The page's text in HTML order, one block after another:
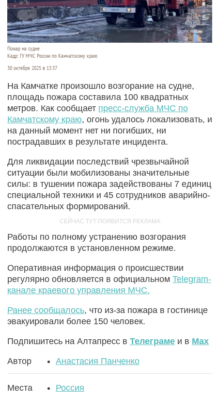
Пожар на судне
Кадр: ГУ МЧС России по Камчатскому краю
30 октября 2025 в 13:37
На Камчатке произошло возгорание на судне,
площадь пожара составила 100 квадратных
метров. Как сообщает пресс-служба МЧС по
Камчатскому краю, огонь удалось локализовать, и
на данный момент нет ни погибших, ни
пострадавших в результате инцидента.
Для ликвидации последствий чрезвычайной
ситуации были мобилизованы значительные
силы: в тушении пожара задействованы 7 единиц
специальной техники и 45 сотрудников аварийно-
спасательных формирований.
Работы по полному устранению возгорания
продолжаются в установленном режиме.
Оперативная информация о происшествии
регулярно обновляется в официальном Telegram-
канале краевого управления МЧС.
Ранее сообщалось, что из-за пожара в гостинице
эвакуировали более 150 человек.
Подпишитесь на Алтапресс в Телеграме и в Max
Автор Анастасия Панченко
Места Россия